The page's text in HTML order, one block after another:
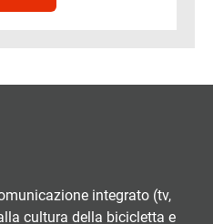
integrato (tv,
cultura della bicicletta e